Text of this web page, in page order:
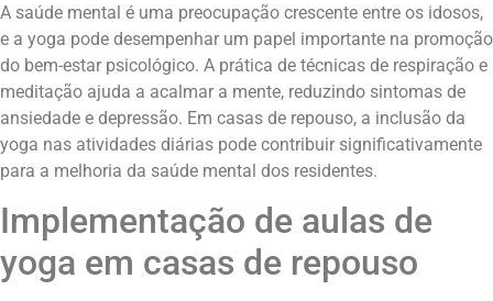
A saúde mental é uma preocupação crescente entre os idosos,
e a yoga pode desempenhar um papel importante na promoção
do bem-estar psicológico. A prática de técnicas de respiração e
meditação ajuda a acalmar a mente, reduzindo sintomas de
ansiedade e depressão. Em casas de repouso, a inclusão da
yoga nas atividades diárias pode contribuir significativamente
para a melhoria da saúde mental dos residentes.
Implementação de aulas de
yoga em casas de repouso